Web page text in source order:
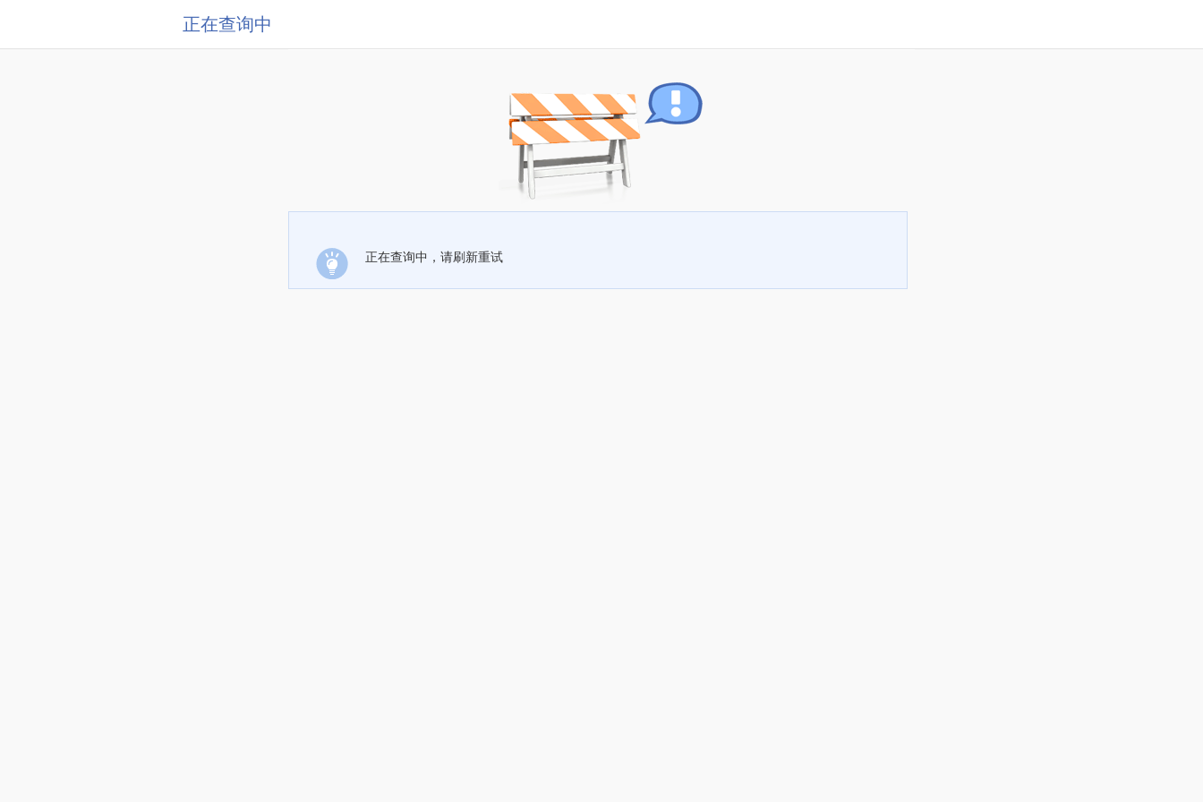
正在查询中
正在查询中，请刷新重试